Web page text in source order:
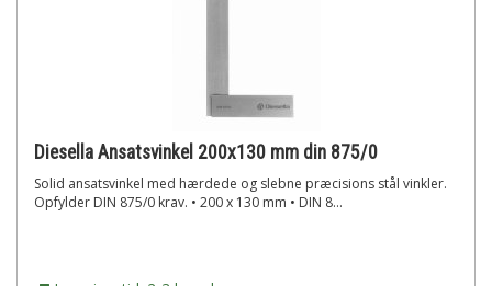
Diesella Ansatsvinkel 200x130 mm din 875/0
Solid ansatsvinkel med hærdede og slebne præcisions stål vinkler.
Opfylder DIN 875/0 krav. • 200 x 130 mm • DIN 8...